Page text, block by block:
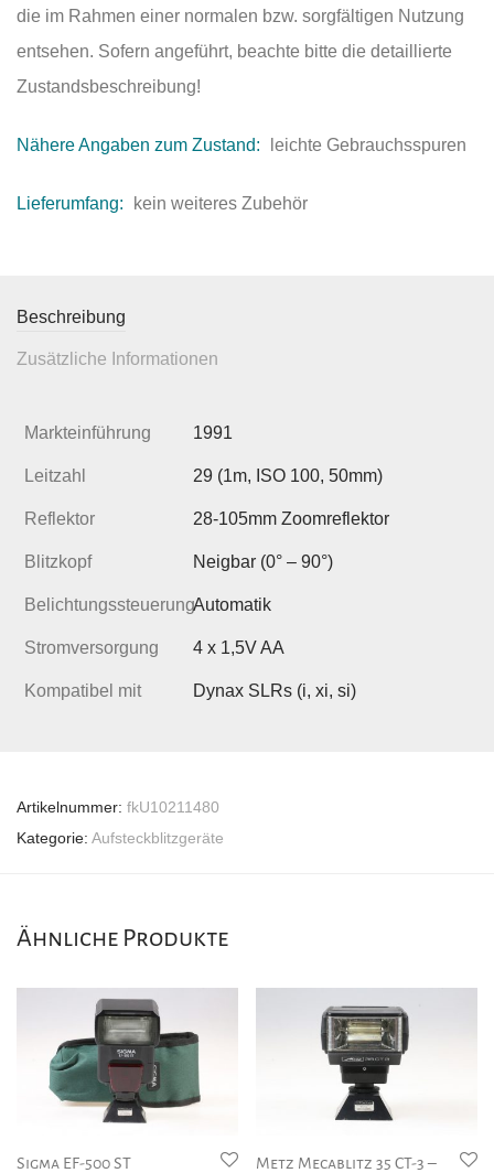
die im Rahmen einer normalen bzw. sorgfältigen Nutzung
entsehen. Sofern angeführt, beachte bitte die detaillierte
Zustandsbeschreibung!
Nähere Angaben zum Zustand: leichte Gebrauchsspuren
Lieferumfang: kein weiteres Zubehör
Beschreibung
Zusätzliche Informationen
Markteinführung 1991
Leitzahl 29 (1m, ISO 100, 50mm)
Reflektor 28-105mm Zoomreflektor
Blitzkopf Neigbar (0° – 90°)
BelichtungssteuerungAutomatik
Stromversorgung 4 x 1,5V AA
Kompatibel mit Dynax SLRs (i, xi, si)
Artikelnummer: fkU10211480
Kategorie: Aufsteckblitzgeräte
Ähnliche Produkte
Sigma EF-500 ST Metz Mecablitz 35 CT-3 –